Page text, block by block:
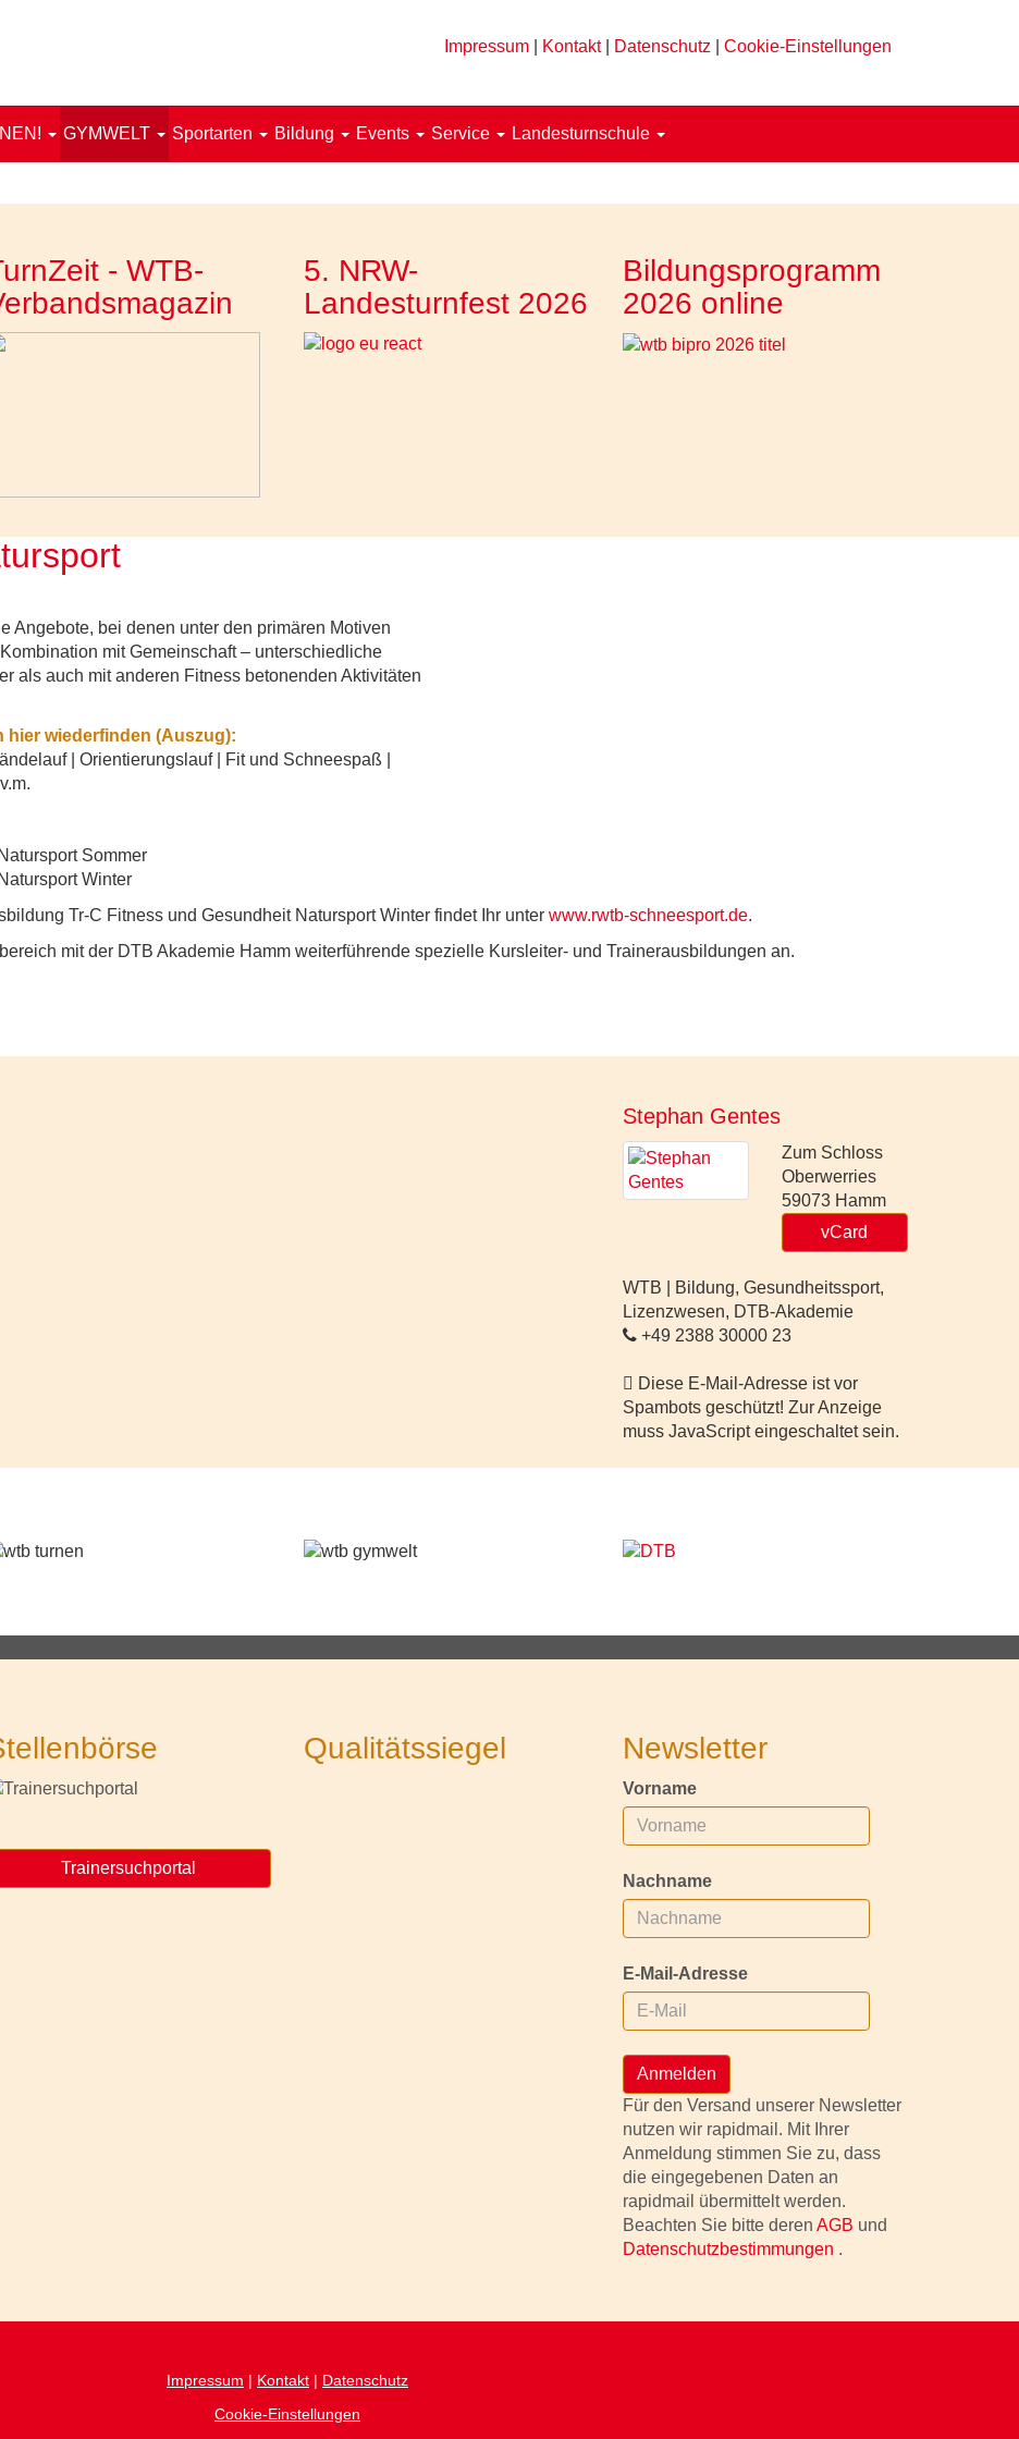
Impressum Kontakt| Datenschutz Cookie-Einstellungen
GYMWELT Sportarten Bildung Events Service Landesturnschule
- WTB-
5. NRW-
Landesturnfest 2026
Bildungsprogramm
2026 online
Angebote, bei denen unter den primären Motiven
mit Gemeinschaft – unterschiedliche
als auch mit anderen Fitness betonenden Aktivitäten
hier wiederfinden (Auszug):
| Orientierungslauf | Fit und Schneespaß |
Sommer
Winter
Tr-C Fitness und Gesundheit Natursport Winter findet Ihr unter www.rwtb-schneesport.de.
mit der DTB Akademie Hamm weiterführende spezielle Kursleiter- und Trainerausbildungen an.
Stephan Gentes
Zum Schloss
Oberwerries
59073 Hamm
vCard
WTB | Bildung, Gesundheitssport,
Lizenzwesen, DTB-Akademie
+49 2388 30000 23
Diese E-Mail-Adresse ist vor
Spambots geschützt! Zur Anzeige
muss JavaScript eingeschaltet sein.
Trainersuchportal
Qualitätssiegel Newsletter
Vorname
Nachname
E-Mail-Adresse
Anmelden
Für den Versand unserer Newsletter
nutzen wir rapidmail. Mit Ihrer
Anmeldung stimmen Sie zu, dass
die eingegebenen Daten an
rapidmail übermittelt werden.
Beachten Sie bitte deren AGB und
Datenschutzbestimmungen .
Impressum | Kontakt | Datenschutz
Cookie-Einstellungen